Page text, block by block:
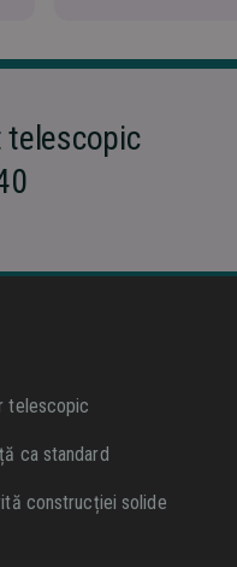
telescopic
ca standard
construcției solide